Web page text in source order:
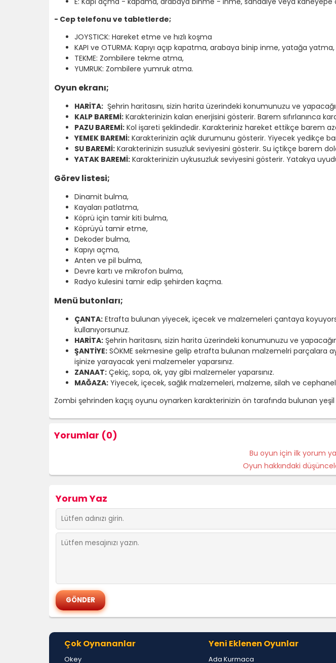
- Cep telefonu ve tabletlerde;
JOYSTICK: Hareket etme ve hızlı koşma
KAPI ve OTURMA: Kapıyı açıp kapatma, arabaya binip inme, yatağa
TEKME: Zombilere tekme atma,
YUMRUK: Zombilere yumruk atma.
Oyun ekranı;
HARİTA: Şehrin haritasını, sizin harita üzerindeki konumunuzu ve
KALP BAREMİ: Karakterinizin kalan enerjisini gösterir. Barem sıfırlanınca
PAZU BAREMİ: Kol işareti şeklindedir. Karakteriniz hareket ettikçe barem
YEMEK BAREMİ: Karakterinizin açlık durumunu gösterir. Yiyecek yedikçe
SU BAREMİ: Karakterinizin susuzluk seviyesini gösterir. Su içtikçe barem
YATAK BAREMİ: Karakterinizin uykusuzluk seviyesini gösterir. Yatakya
Görev listesi;
Dinamit bulma,
Kayaları patlatma,
Köprü için tamir kiti bulma,
Köprüyü tamir etme,
Dekoder bulma,
Kapıyı açma,
Anten ve pil bulma,
Devre kartı ve mikrofon bulma,
Radyo kulesini tamir edip şehirden kaçma.
Menü butonları;
ÇANTA: Etrafta bulunan yiyecek, içecek ve malzemeleri çantaya
kullanıyorsunuz.
HARİTA: Şehrin haritasını, sizin harita üzerindeki konumunuzu ve
ŞANTİYE: SÖKME sekmesine gelip etrafta bulunan malzemelri parçalara
işinize yarayacak yeni malzemeler yaparsınız.
ZANAAT: Çekiç, sopa, ok, yay gibi malzemeler yaparsınız.
MAĞAZA: Yiyecek, içecek, sağlık malzemeleri, malzeme, silah ve
Zombi şehrinden kaçış oyunu oynarken karakterinizin ön tarafında bulunan
Yorumlar (0)
Bu oyun için ilk yorum
Oyun hakkındaki
Yorum Yaz
Çok Oynananlar
Okey
Yeni Eklenen Oyunlar
Ada Kurmaca